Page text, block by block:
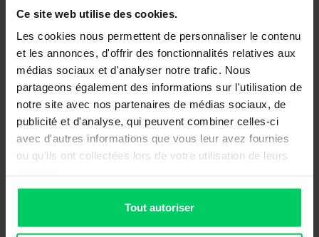
Ce site web utilise des cookies.
Les cookies nous permettent de personnaliser le contenu
et les annonces, d'offrir des fonctionnalités relatives aux
médias sociaux et d'analyser notre trafic. Nous
partageons également des informations sur l'utilisation de
notre site avec nos partenaires de médias sociaux, de
publicité et d'analyse, qui peuvent combiner celles-ci
avec d'autres informations que vous leur avez fournies
ou qu'ils ont collectées lors de votre utilisation de leurs
Tout autoriser